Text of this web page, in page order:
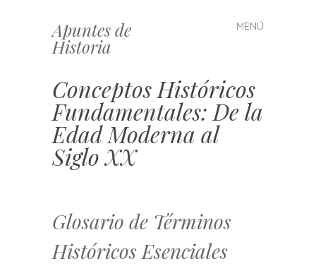
Apuntes de
Historia
MENÚ
Saltar
al
Conceptos Históricos
Fundamentales: De la
Edad Moderna al
Siglo XX
Glosario de Términos
Históricos Esenciales